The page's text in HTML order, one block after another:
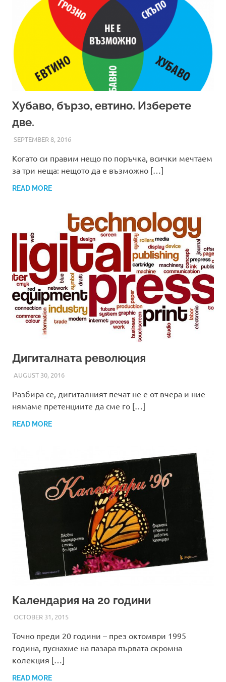
Хубаво, бързо, евтино. Изберете
две.
SEPTEMBER 8, 2016ADMIN
Когато си правим нещо по поръчка, всички мечтаем
за три неща: нещото да е възможно […]
READ MORE
Дигиталната революция
AUGUST 30, 2016ADMIN
Разбира се, дигиталният печат не е от вчера и ние
нямаме претенциите да сме го […]
READ MORE
Календария на 20 години
OCTOBER 31, 2015ADMIN
Точно преди 20 години – през октомври 1995
година, пуснахме на пазара първата скромна
колекция […]
READ MORE